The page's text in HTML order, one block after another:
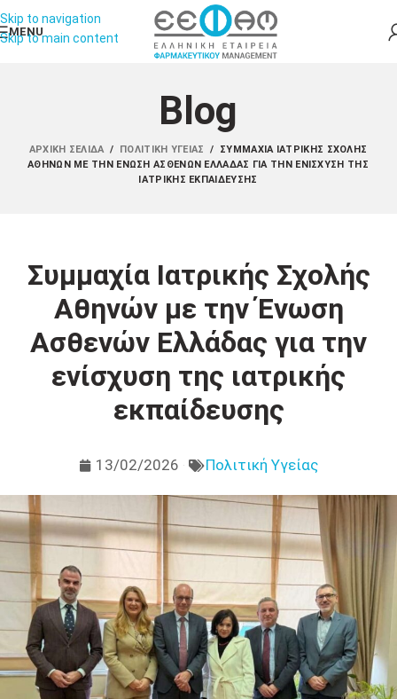
Skip to navigation
Skip to main content
MENU
Blog
ΑΡΧΙΚΉ ΣΕΛΊΔΑ / ΠΟΛΙΤΙΚΉ ΥΓΕΊΑΣ /
ΣΥΜΜΑΧΊΑ ΙΑΤΡΙΚΉΣ ΣΧΟΛΉΣ
ΑΘΗΝΏΝ ΜΕ ΤΗΝ ΈΝΩΣΗ ΑΣΘΕΝΏΝ ΕΛΛΆΔΑΣ ΓΙΑ ΤΗΝ ΕΝΊΣΧΥΣΗ ΤΗΣ
ΙΑΤΡΙΚΉΣ ΕΚΠΑΊΔΕΥΣΗΣ
Συμμαχία Ιατρικής Σχολής
Αθηνών με την Ένωση
Ασθενών Ελλάδας για την
ενίσχυση της ιατρικής
εκπαίδευσης
13/02/2026 Πολιτική Υγείας